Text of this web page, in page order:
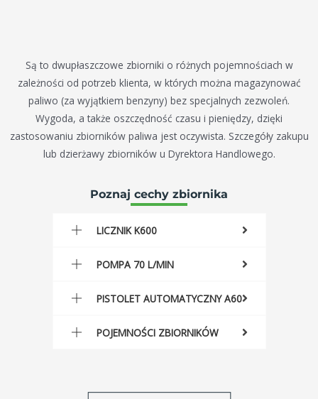
Są to dwupłaszczowe zbiorniki o różnych pojemnościach w
zależności od potrzeb klienta, w których można magazynować
paliwo (za wyjątkiem benzyny) bez specjalnych zezwoleń.
Wygoda, a także oszczędność czasu i pieniędzy, dzięki
zastosowaniu zbiorników paliwa jest oczywista. Szczegóły zakupu
lub dzierżawy zbiorników u Dyrektora Handlowego.
Poznaj cechy zbiornika
LICZNIK K600
POMPA 70 L/MIN
PISTOLET AUTOMATYCZNY A60
POJEMNOŚCI ZBIORNIKÓW